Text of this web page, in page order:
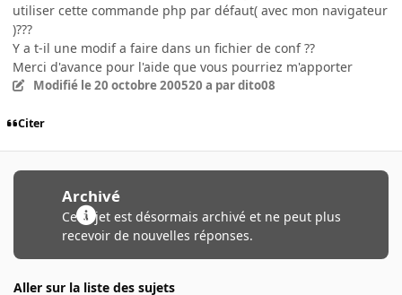
utiliser cette commande php par défaut( avec mon navigateur
)???
Y a t-il une modif a faire dans un fichier de conf ??
Merci d'avance pour l'aide que vous pourriez m'apporter
Modifié le 20 octobre 200520 a par dito08
Citer
Archivé
Ce sujet est désormais archivé et ne peut plus
recevoir de nouvelles réponses.
Aller sur la liste des sujets